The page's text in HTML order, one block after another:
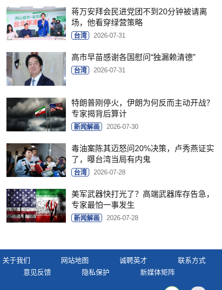
蒋万安拜会民进党团不到20分钟被请离
场，他看穿绿营策略
台湾 2026-07-31
高市早苗感谢各国慰问“独漏赖清德”
台湾 2026-07-31
特朗普刚停火，伊朗为何反而主动开战？
专家揭背后算计
新闻解画 2026-07-30
毒油案陈其迈怒问20%决策，卢秀燕证实
了，曝台湾当局有内鬼
台湾 2026-07-28
美军武器快打光了？高端武器库存告急，
专家最怕一事发生
新闻解画 2026-07-28
关于我们 网站地图 诚聘英才
联系方式
意见反馈
隐私保护 新媒体矩阵